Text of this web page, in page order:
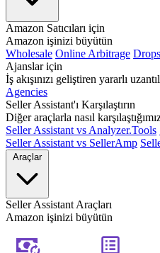
Amazon Satıcıları için
Amazon işinizi büyütün
Wholesale Online Arbitrage
Ajanslar için
İş akışınızı geliştiren yararlı
Agencies
Seller Assistant'ı Karşılaştırın
Diğer araçlarla nasıl
Seller Assistant vs Analyzer.Tools
Seller Assistant vs SellerAmp
Araçlar
Seller Assistant Araçları
Amazon işinizi büyütün